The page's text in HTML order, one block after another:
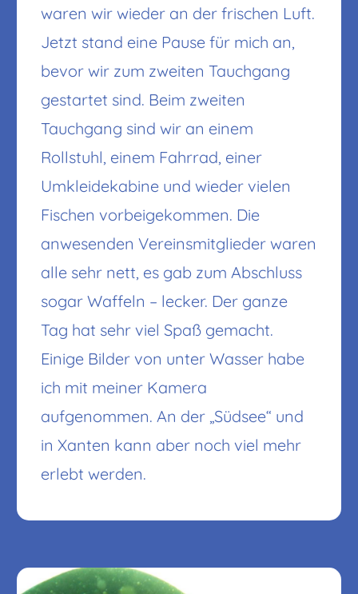
waren wir wieder an der frischen Luft.
Jetzt stand eine Pause für mich an,
bevor wir zum zweiten Tauchgang
gestartet sind. Beim zweiten
Tauchgang sind wir an einem
Rollstuhl, einem Fahrrad, einer
Umkleidekabine und wieder vielen
Fischen vorbeigekommen. Die
anwesenden Vereinsmitglieder waren
alle sehr nett, es gab zum Abschluss
sogar Waffeln – lecker. Der ganze
Tag hat sehr viel Spaß gemacht.
Einige Bilder von unter Wasser habe
ich mit meiner Kamera
aufgenommen. An der „Südsee“ und
in Xanten kann aber noch viel mehr
erlebt werden.